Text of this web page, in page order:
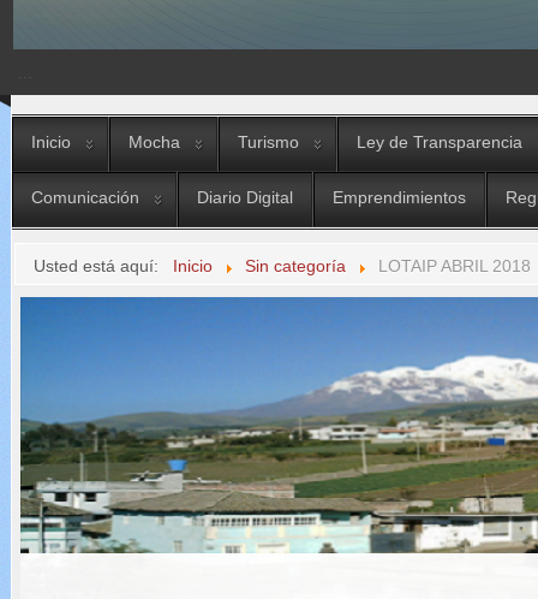
Inicio Mocha Turismo Ley de Transparencia
Comunicación Diario Digital Emprendimientos
Usted está aquí: Inicio Sin categoría LOTAIP ABRIL 2018